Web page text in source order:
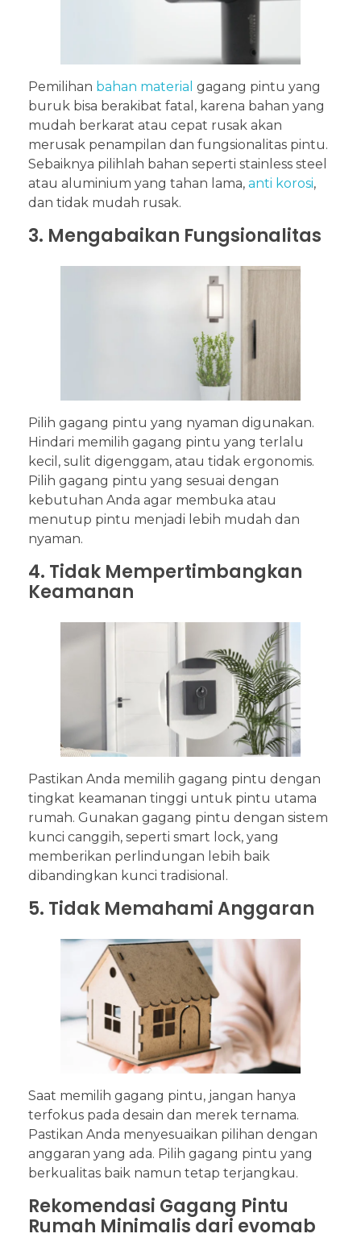
Pemilihan bahan material gagang pintu yang
buruk bisa berakibat fatal, karena bahan yang
mudah berkarat atau cepat rusak akan
merusak penampilan dan fungsionalitas pintu.
Sebaiknya pilihlah bahan seperti stainless steel
atau aluminium yang tahan lama, anti korosi,
dan tidak mudah rusak.
3. Mengabaikan Fungsionalitas
Pilih gagang pintu yang nyaman digunakan.
Hindari memilih gagang pintu yang terlalu
kecil, sulit digenggam, atau tidak ergonomis.
Pilih gagang pintu yang sesuai dengan
kebutuhan Anda agar membuka atau
menutup pintu menjadi lebih mudah dan
nyaman.
4. Tidak Mempertimbangkan
Keamanan
Pastikan Anda memilih gagang pintu dengan
tingkat keamanan tinggi untuk pintu utama
rumah. Gunakan gagang pintu dengan sistem
kunci canggih, seperti smart lock, yang
memberikan perlindungan lebih baik
dibandingkan kunci tradisional.
5. Tidak Memahami Anggaran
Saat memilih gagang pintu, jangan hanya
terfokus pada desain dan merek ternama.
Pastikan Anda menyesuaikan pilihan dengan
anggaran yang ada. Pilih gagang pintu yang
berkualitas baik namun tetap terjangkau.
Rekomendasi Gagang Pintu
Rumah Minimalis dari evomab